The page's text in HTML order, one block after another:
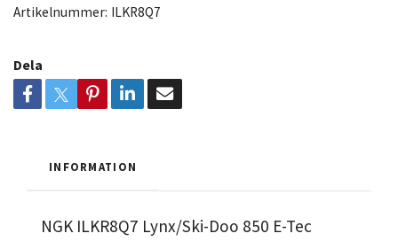
Artikelnummer: ILKR8Q7
Dela
INFORMATION
NGK ILKR8Q7 Lynx/Ski-Doo 850 E-Tec